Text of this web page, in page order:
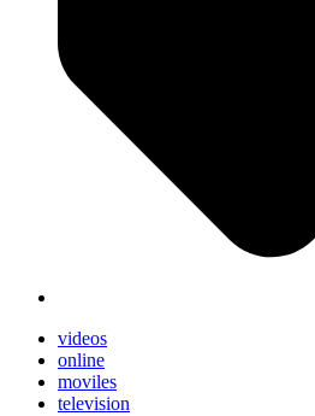
videos
online
moviles
television